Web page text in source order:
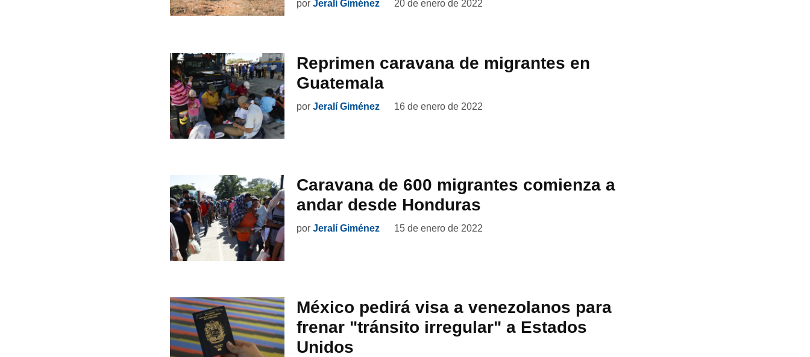
por Jeralí Giménez 20 de enero de 2022
Reprimen caravana de migrantes en
Guatemala
por Jeralí Giménez 16 de enero de 2022
Caravana de 600 migrantes comienza a
andar desde Honduras
por Jeralí Giménez 15 de enero de 2022
México pedirá visa a venezolanos para
frenar "tránsito irregular" a Estados
Unidos